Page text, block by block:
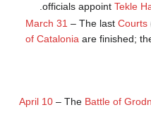
officials appoint Tekle
March 31 – The last Courts
of Catalonia are finished;
April 10– The Battle of